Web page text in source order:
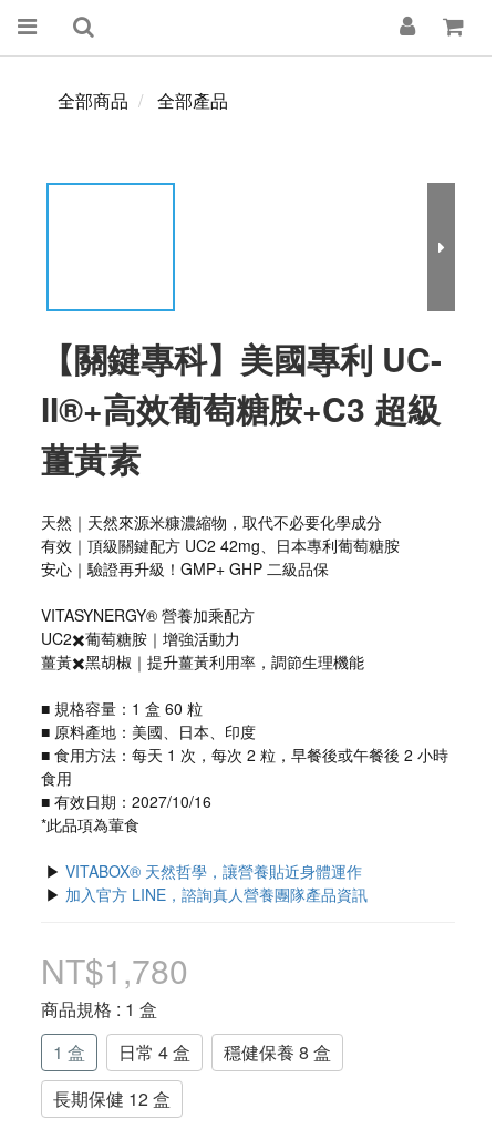
全部商品 全部產品
【關鍵專科】美國專利 UC-
II®+高效葡萄糖胺+C3 超級
薑黃素
天然｜天然來源米糠濃縮物，取代不必要化學成分
有效｜頂級關鍵配方 UC2 42mg、日本專利葡萄糖胺
安心｜驗證再升級！GMP+ GHP 二級品保
VITASYNERGY® 營養加乘配方
UC2✖️葡萄糖胺｜增強活動力
薑黃✖️黑胡椒｜提升薑黃利用率，調節生理機能
■ 規格容量：1 盒 60 粒
■ 原料產地：美國、日本、印度
■ 食用方法：每天 1 次，每次 2 粒，早餐後或午餐後 2 小時
食用
■ 有效日期：2027/10/16
*此品項為葷食
▶ VITABOX® 天然哲學，讓營養貼近身體運作
▶ 加入官方 LINE，諮詢真人營養團隊產品資訊
NT$1,780
商品規格 : 1 盒
1 盒
日常 4 盒
穩健保養 8 盒
長期保健 12 盒